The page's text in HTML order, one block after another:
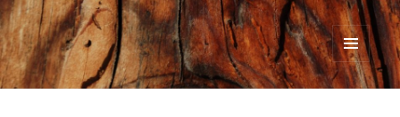
Urban Woodworking
MENÜ
UND